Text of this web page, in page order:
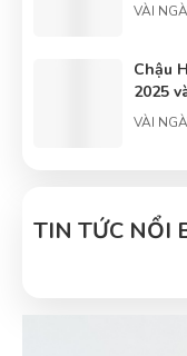
VÀI
Chậu
2025
VÀI
VÀI
TIN TỨC NỔI